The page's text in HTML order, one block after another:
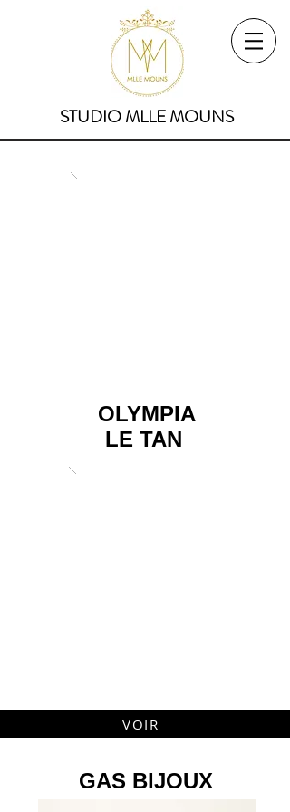
STUDIO MLLE MOUNS
OLYMPIA
LE TAN
VOIR
GAS BIJOUX